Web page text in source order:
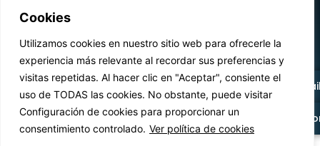
Cookies
Utilizamos cookies en nuestro sitio web para ofrecerle la
experiencia más relevante al recordar sus preferencias y
visitas repetidas. Al hacer clic en "Aceptar", consiente el
uso de TODAS las cookies. No obstante, puede visitar
Configuración de cookies para proporcionar un
consentimiento controlado. Ver política de cookies
Aviso legal
Condiciones de uso
Política de privacidad
Cookies Estatutos
© 2026 | Fundación EPJ | Desarrollado porChipWeb
+34 958 21 63 35
Escríbenos por e-
Otros métodos de